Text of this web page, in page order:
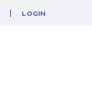
SAIR
LOGIN